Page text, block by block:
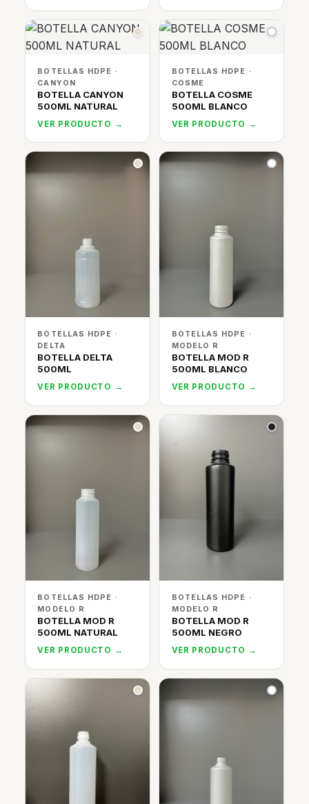
BOTELLAS HDPE ·
CANYON
BOTELLA CANYON
500ML NATURAL
VER PRODUCTO →
BOTELLAS HDPE ·
COSME
BOTELLA COSME
500ML BLANCO
VER PRODUCTO →
BOTELLAS HDPE ·
DELTA
BOTELLA DELTA
500ML
VER PRODUCTO →
BOTELLAS HDPE ·
MODELO R
BOTELLA MOD R
500ML BLANCO
VER PRODUCTO →
BOTELLAS HDPE ·
MODELO R
BOTELLA MOD R
500ML NATURAL
VER PRODUCTO →
BOTELLAS HDPE ·
MODELO R
BOTELLA MOD R
500ML NEGRO
VER PRODUCTO →